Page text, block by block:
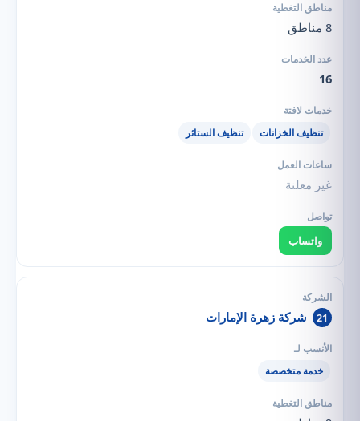
8 مناطق
16
تنظيف الخزانات تنظيف الستائر
غير معلنة
واتساب
21 شركة زهرة الإمارات
خدمة متخصصة